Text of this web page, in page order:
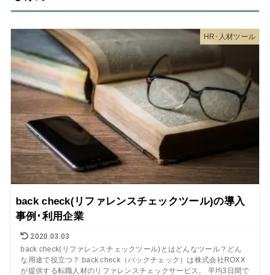
HR･人材ツール
back check(リファレンスチェックツール)の導入
事例･利用企業
2020.03.03
back check(リファレンスチェックツール)とはどんなツール？どん
な用途で役立つ？ back check（バックチェック）は株式会社ROXX
が提供する転職人材のリファレンスチェックサービス。 平均3日間で